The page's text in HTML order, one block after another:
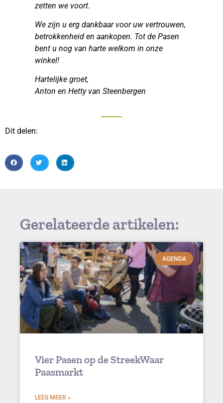
zetten we voort.
We zijn u erg dankbaar voor uw vertrouwen,
betrokkenheid en aankopen. Tot de Pasen
bent u nog van harte welkom in onze
winkel!
Hartelijke groet,
Anton en Hetty van Steenbergen
Dit delen:
Gerelateerde artikelen:
AGENDA
Vier Pasen op de StreekWaar
Paasmarkt
LEES MEER »